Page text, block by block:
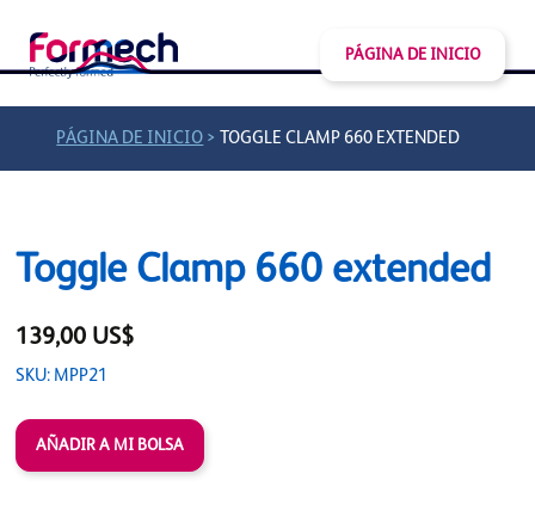
PÁGINA DE INICIO
PÁGINA DE INICIO > TOGGLE CLAMP 660 EXTENDED
Toggle Clamp 660 extended
139,00 US$
SKU: MPP21